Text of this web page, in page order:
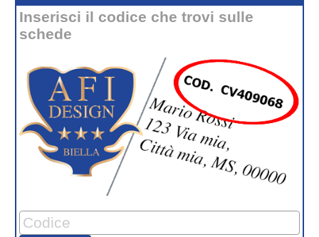
Inserisci il codice che trovi sulle
schede